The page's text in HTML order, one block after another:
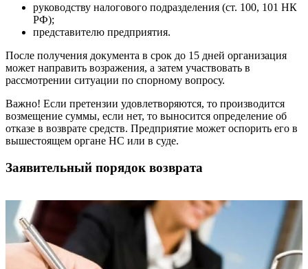
руководству налогового подразделения (ст. 100, 101 НК
РФ);
представителю предприятия.
После получения документа в срок до 15 дней организация
может направить возражения, а затем участвовать в
рассмотрении ситуации по спорному вопросу.
Важно! Если претензии удовлетворяются, то производится
возмещение суммы, если нет, то выносится определение об
отказе в возврате средств. Предприятие может оспорить его в
вышестоящем органе НС или в суде.
Заявительный порядок возврата